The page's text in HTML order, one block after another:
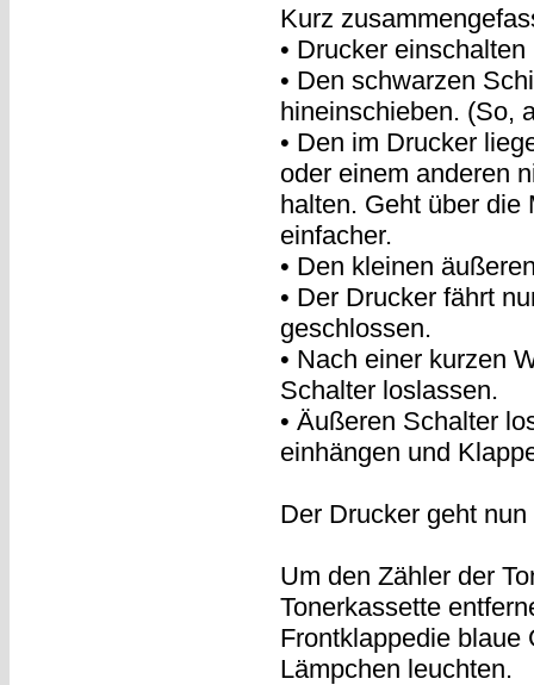
Kurz
• Drucker
• Den schwarzen
hineinschieben. (So,
• Den im Drucker
oder einem anderen
halten. Geht über die
einfacher.
• Den kleinen
• Der Drucker fährt
geschlossen.
• Nach einer kurzen
Schalter loslassen.
• Äußeren Schalter
einhängen und
Der Drucker geht
Um den Zähler der
Tonerkassette
Frontklappedie blaue
Lämpchen leuchten.